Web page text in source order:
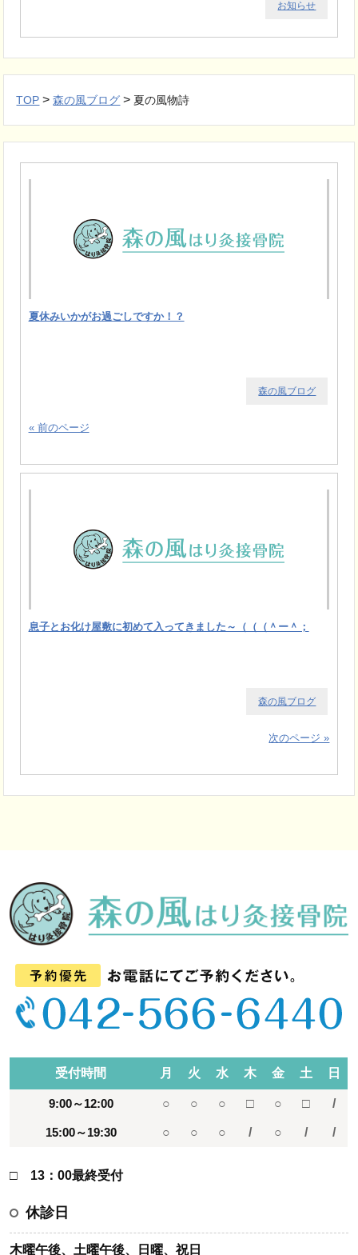
お知らせ
TOP >森の風ブログ > 夏の風物詩
夏休みいかがお過ごしですか！？
森の風ブログ
« 前のページ
息子とお化け屋敷に初めて入ってきました～（（（＾ー＾；
森の風ブログ
次のページ »
受付時間 月 火 水 木 金 土 日
9:00～12:00 ○ ○ ○ □ ○ □ /
15:00～19:30 ○ ○ ○ / ○ / /
□ 13：00最終受付
休診日
木曜午後、土曜午後、日曜、祝日